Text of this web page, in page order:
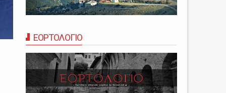
ΕΟΡΤΟΛΟΓΙΟ